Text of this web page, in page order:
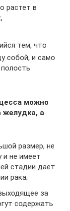
растет в
тем, что
собой, и само
можно
желудка, а
размер, не
и не имеет
стадии дает
рака;
за
содержать